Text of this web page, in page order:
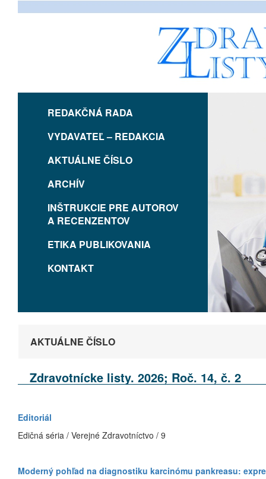
REDAKČNÁ RADA
VYDAVATEĽ – REDAKCIA
AKTUÁLNE ČÍSLO
ARCHÍV
INŠTRUKCIE PRE AUTOROV
A RECENZENTOV
ETIKA PUBLIKOVANIA
KONTAKT
AKTUÁLNE ČÍSLO
Zdravotnícke listy. 2026; Roč. 14, č. 2
Editoriál
Edičná séria / Verejné Zdravotníctvo / 9
Moderný pohľad na diagnostiku karcinómu pankreasu: